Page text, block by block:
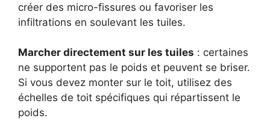
créer des micro-fissures ou favoriser les
infiltrations en soulevant les tuiles.
Marcher directement sur les tuiles : certaines
ne supportent pas le poids et peuvent se briser.
Si vous devez monter sur le toit, utilisez des
échelles de toit spécifiques qui répartissent le
poids.